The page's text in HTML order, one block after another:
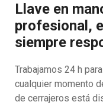
Llave en
profesional,
siempre
Trabajamos 24 h
cualquier momento
de cerrajeros está